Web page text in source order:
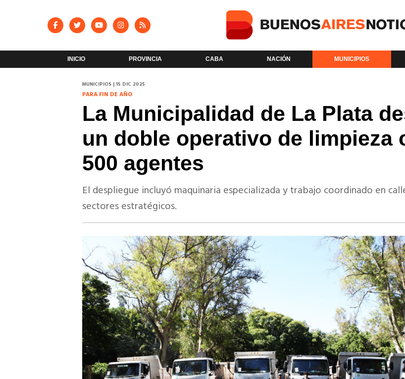
INICIO PROVINCIA CABA NACIÓN MUNICIPIOS
MUNICIPIOS | 15 DIC 2025
PARA FIN DE AÑO
La Municipalidad de La Plata
un doble operativo de limpieza
500 agentes
El despliegue incluyó maquinaria especializada y trabajo coordinado en
sectores estratégicos.